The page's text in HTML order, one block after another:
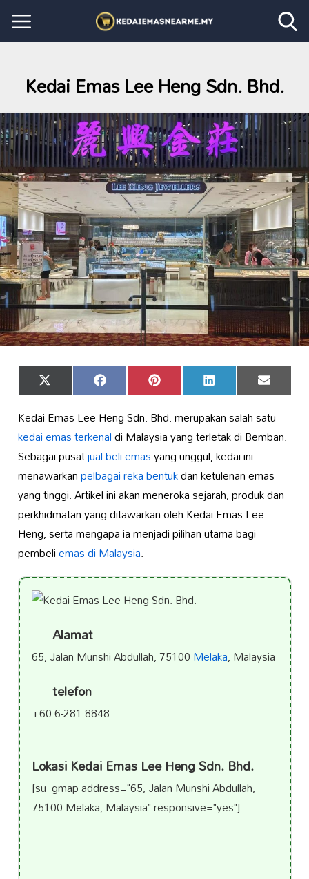
Kedai Emas Lee Heng Sdn. Bhd.
Share
on
X
(Twitter)
Share
on
Facebook Share
on
Pinterest Share
on
LinkedIn Share
on
Email
Kedai Emas Lee Heng Sdn. Bhd. merupakan salah satu
kedai emas terkenaldi Malaysia yang terletak di Bemban.
Sebagai pusatjual beli emasyang unggul, kedai ini
menawarkanpelbagai reka bentukdan ketulenan emas
yang tinggi. Artikel ini akan meneroka sejarah, produk dan
perkhidmatan yang ditawarkan oleh Kedai Emas Lee
Heng, serta mengapa ia menjadi pilihan utama bagi
pembeliemas di Malaysia.
Alamat
65, Jalan Munshi Abdullah, 75100Melaka, Malaysia
telefon
+60 6-281 8848
Lokasi Kedai Emas Lee Heng Sdn. Bhd.
[su_gmap address="65, Jalan Munshi Abdullah,
75100 Melaka, Malaysia" responsive="yes"]